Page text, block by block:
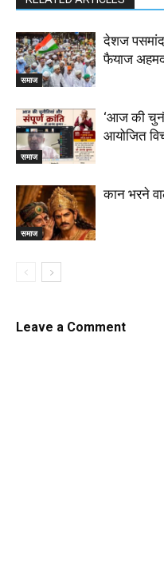
समाज
देशज
फैयाज
समाज
‘आज की
आयोजित
समाज
कान भरने
Leave a Comment